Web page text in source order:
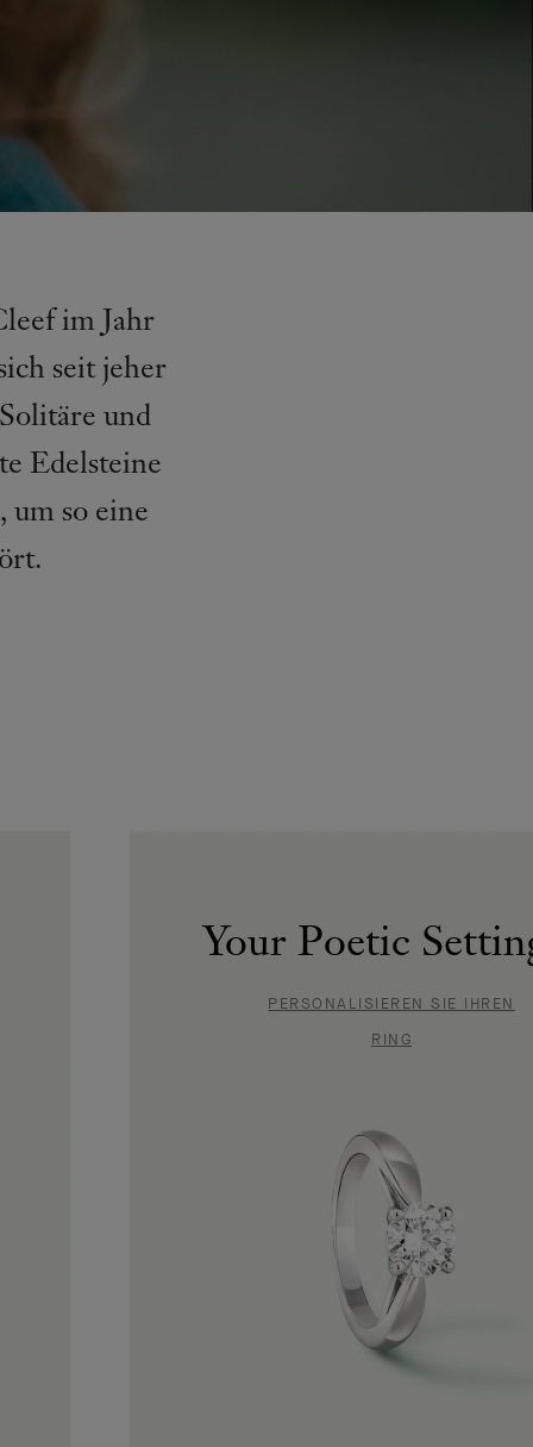
im Jahr
seit jeher
und
Edelsteine
so eine
Your Poetic
PERSONALISIEREN SIE IHREN
RING